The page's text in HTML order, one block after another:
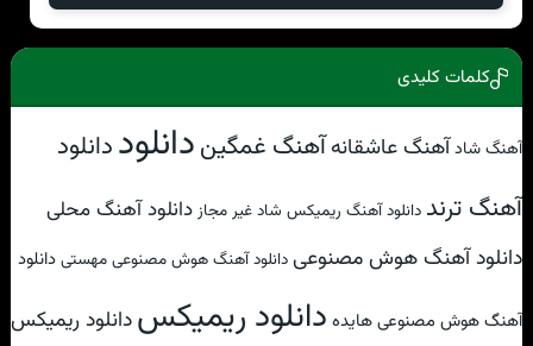
کلمات کلیدی
آهنگ شادآهنگ عاشقانهآهنگ غمگیندانلوددانلود
آهنگ ترند دانلود آهنگ ریمیکس شاد غیر مجاز دانلود آهنگ محلی
دانلود آهنگ هوش مصنوعیدانلود آهنگ هوش مصنوعی مهستیدانلود
آهنگ هوش مصنوعی هایده دانلود ریمیکسدانلود ریمیکس